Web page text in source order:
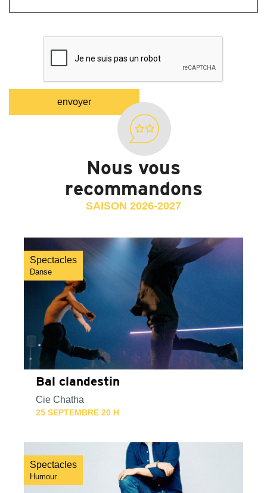
Nous vous
recommandons
SAISON 2026-2027
Spectacles
Danse
Bal clandestin
Cie Chatha
25 SEPTEMBRE 20 H
Spectacles
Humour